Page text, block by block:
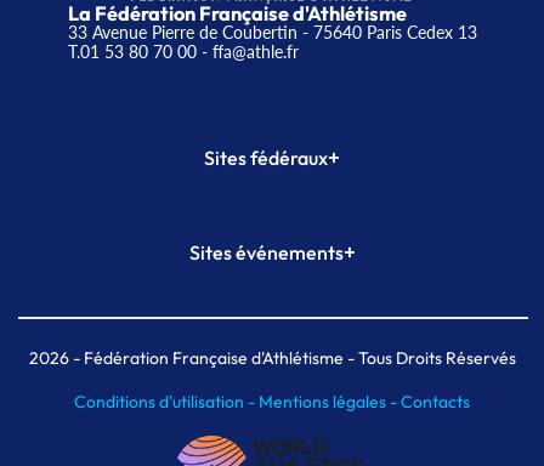
La Fédération Française d'Athlétisme
33 Avenue Pierre de Coubertin - 75640 Paris Cedex 13
T.01 53 80 70 00- ffa@athle.fr
Sites fédéraux+
Plateforme Formation
Sites événements+
Meeting de Paris indoor
MAIF Ekiden de Paris
2026- Fédération Française d'Athlétisme - Tous Droits Réservés
Conditions d'utilisation - Mentions légales -Contacts